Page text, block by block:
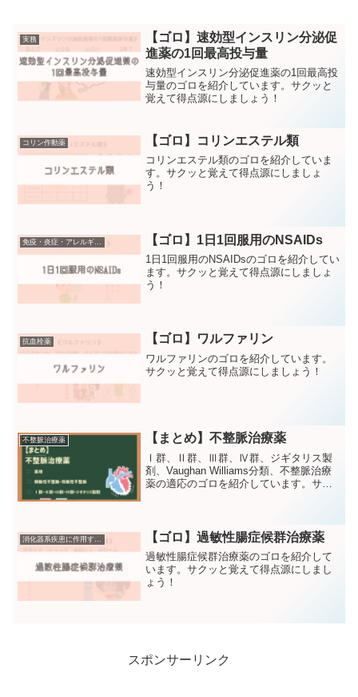
実務
【ゴロ】速効型インスリン分泌促
進薬の1回最高投与量
速効型インスリン分泌促進薬の1回最高投
与量のゴロを紹介しています。サクッと
覚えて得点源にしましょう！
コリン作動薬 【ゴロ】コリンエステル類
コリンエステル類のゴロを紹介していま
す。サクッと覚えて得点源にしましょ
う！
【ゴロ】1日1回服用のNSAIDs
1日1回服用のNSAIDsのゴロを紹介してい
ます。サクッと覚えて得点源にしましょ
う！
抗血栓薬 【ゴロ】ワルファリン
ワルファリンのゴロを紹介しています。
サクッと覚えて得点源にしましょう！
不整脈治療薬 【まとめ】不整脈治療薬
Ⅰ群、Ⅱ群、Ⅲ群、Ⅳ群、ジギタリス製
剤、Vaughan Williams分類、不整脈治療
薬の適応のゴロを紹介しています。サク
【ゴロ】過敏性腸症候群治療薬
過敏性腸症候群治療薬のゴロを紹介して
います。サクッと覚えて得点源にしまし
ょう！
スポンサーリンク